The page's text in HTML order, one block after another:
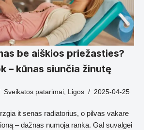
be aiškios priežasties?
– kūnas siunčia žinutę
Sveikatos patarimai, Ligos 2025-04-25
it senas radiatorius, o pilvas vakare
– dažnas numoja ranka. Gal suvalgei